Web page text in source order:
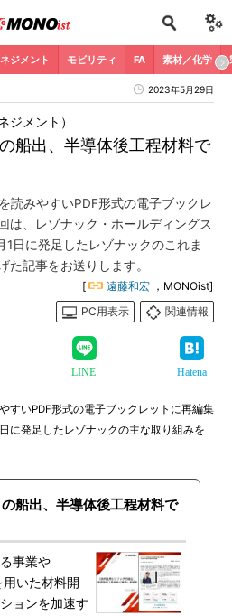
ジメント モビリティ FA 素材／化学
2023年5月29日
船出、半導体後工程材料で
ジメント）
読みやすいPDF形式の電子ブックレ
は、レゾナック・ホールディングス
日に発足したレゾナックのこれま
た記事をお送りします。
[ 遠藤和宏 ，MONOist]
PC用表示
関連情報
LINE Hatena
すいPDF形式の電子ブックレットに再編集
に発足したレゾナックの主な取り組みを
船出、半導体後工程材料で
事業や
いた材料開
ョンを加速す